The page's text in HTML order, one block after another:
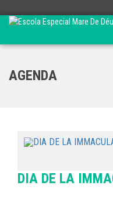
AGENDA
DIA DE LA